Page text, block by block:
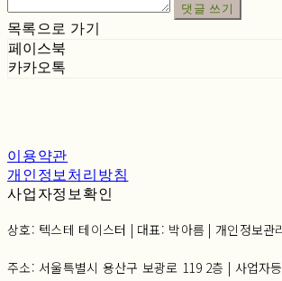
댓글 쓰기
목록으로 가기
페이스북
카카오톡
이용약관
개인정보처리방침
사업자정보확인
상호: 텍스테 테이스터 | 대표: 박아름 | 개인정보
주소: 서울특별시 용산구 보광로 119 2층 | 사업자